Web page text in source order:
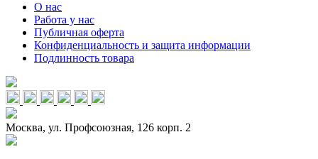
О нас
Работа у нас
Публичная оферта
Конфиденциальность и защита информации
Подлинность товара
Москва, ул. Профсоюзная, 126 корп. 2